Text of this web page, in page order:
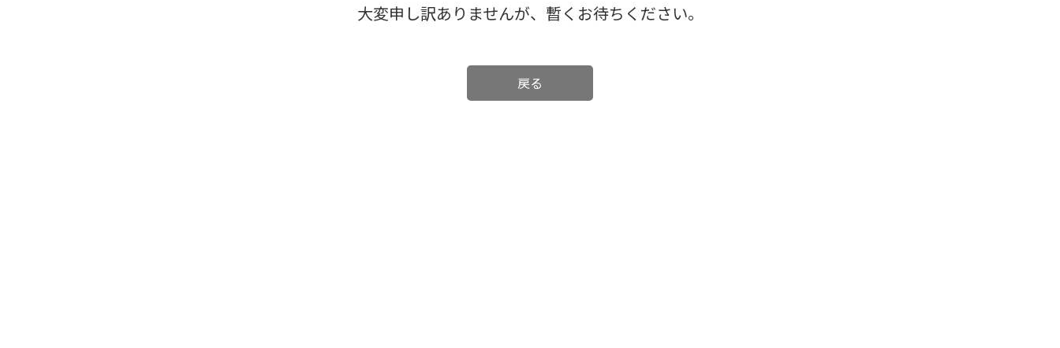
大変申し訳ありませんが、暫くお待ちください。
戻る